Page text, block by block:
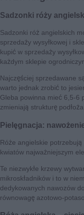
Sadzonki róży
Sadzonki róż angielskich
sprzedaży wysyłkowej i
kupić w sprzedaży
każdym sklepie
Najczęściej sprzedawane
warto jednak zrobić to
Gleba powinna mieć 6,5-6
zmieniają strukturę
Pielęgnacja:
Róże angielskie
kwiatów najważniejszym
Te niezwykłe krzewy
mikroskładników i to w
dedykowanych nawozów
równowagę azotowo-